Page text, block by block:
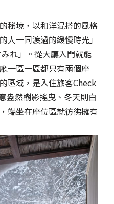
秘境，以和洋混搭的風格
人一同渡過的緩慢時光」
れ」。從大廳入門就能
一區一區都只有兩個座
區域，是入住旅客Check
盎然樹影搖曳、冬天則白
端坐在座位區就彷彿擁有